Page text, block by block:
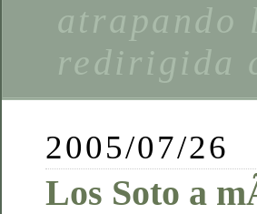
redirigida
2005/07/26
Los Soto a